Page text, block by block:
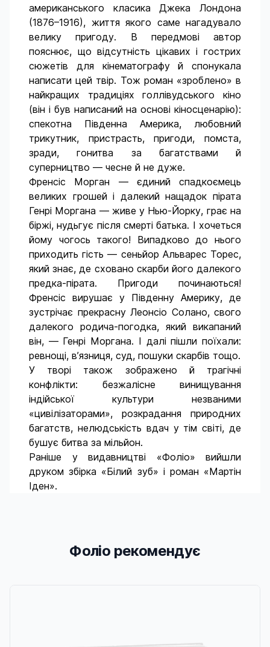
американського класика Джека Лондона
(1876–1916), життя якого саме нагадувало
велику пригоду. В передмові автор
пояснює, що відсутність цікавих і гострих
сюжетів для кінематографу й спонукала
написати цей твір. Тож роман «зроблено» в
найкращих традиціях голлівудського кіно
(він і був написаний на основі кіносценарію):
спекотна Південна Америка, любовний
трикутник, пристрасть, пригоди, помста,
зради, гонитва за багатствами й
суперництво — чесне й не дуже.
Френсіс Морган — єдиний спадкоємець
великих грошей і далекий нащадок пірата
Генрі Моргана — живе у Нью-Йорку, грає на
біржі, нудьгує після смерті батька. І хочеться
йому чогось такого! Випадково до нього
приходить гість — сеньйор Альварес Торес,
який знає, де сховано скарби його далекого
предка-пірата. Пригоди починаються!
Френсіс вирушає у Південну Америку, де
зустрічає прекрасну Леонсіо Солано, свого
далекого родича-погодка, який викапаний
він, — Генрі Моргана. І далі пішли поїхали:
ревнощі, в’язниця, суд, пошуки скарбів тощо.
У творі також зображено й трагічні
конфлікти: безжалісне винищування
індійської культури незваними
«цивілізаторами», розкрадання природних
багатств, нелюдськість вдач у тім світі, де
бушує битва за мільйон.
Раніше у видавництві «Фоліо» вийшли
друком збірка «Білий зуб» і роман «Мартін
Іден».
Фоліо рекомендує